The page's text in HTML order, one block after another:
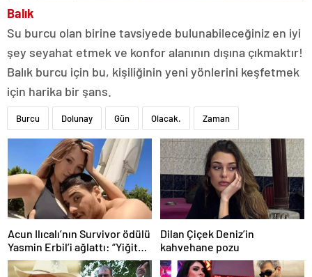
Balık
Su burcu olan birine tavsiyede bulunabileceğiniz en iyi
şey seyahat etmek ve konfor alanının dışına çıkmaktır!
Balık burcu için bu, kişiliğinin yeni yönlerini keşfetmek
için harika bir şans.
Burcu Dolunay Gün Olacak. Zaman
Acun Ilıcalı’nın Survivor ödülü
Yasmin Erbil’i ağlattı: “Yiğit
kazansın”
Dilan Çiçek Deniz’in
kahvehane pozu